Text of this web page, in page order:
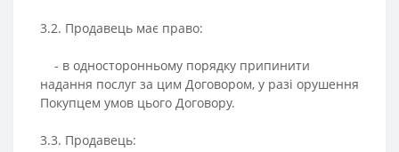
3.2. Продавець має право:
- в односторонньому порядку припинити
надання послуг за цим Договором, у разі орушення
Покупцем умов цього Договору.
3.3. Продавець: